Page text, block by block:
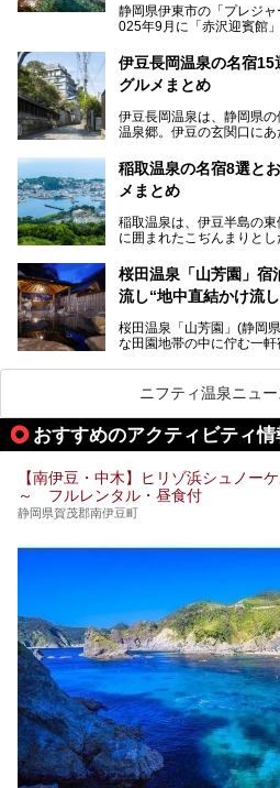
静岡県伊東市の「プレジ
025年9月に「赤沢迎賓館
館」、「RED 28 HOTEL
とグランピング施設の
ースフィールド）、大型屋
予定。
ャー施設など、現在リニュ
心に、家族連れでも大人
楽しみ方ができる「プレジ
───
この記事はプレジャーリ
す。
伊豆長岡温泉の名宿15
グルメまとめ
伊豆長岡温泉は、静岡県
温泉郷。伊豆の玄関口にあ
ちろん日帰りでも楽しめ
この記事では、伊豆長岡温
る温泉施設も紹介します！
稲取温泉の名宿8選と
メまとめ
稲取温泉は、伊豆半島の
に囲まれたこぢんまりとし
京からは約2時間30分、直
もうれしいところ。
入れる温泉施設、チェッ
ティなどを一挙にまとめピ
桜田温泉「山芳園」宿
流し“地中直結かけ流
桜田温泉「山芳園」(静岡
な田園地帯の中に佇む一軒
地下に眠る源泉を加水・
で空気にも触れさせるこ
かけ流し」と言っても決
今回、桜田温泉「山芳園」
細レポート。また口コミの
や食事も併せて徹底紹介し
ニフティ温泉ニュ
おすすめのアクティビティ情
【南伊豆・中木】ヒリゾ浜シュノー
～ フルレンタル・昼食付
静岡県賀茂郡南伊豆町